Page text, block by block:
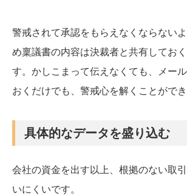
警戒されて承認をもらえなくならない
め稟議書の内容は決裁者と共有してお
す。かしこまって伝えなくても、メー
おくだけでも、警戒心を解くことができ
具体的なデータを盛り込む
会社の資金を出す以上、根拠のない取
いにくいです。